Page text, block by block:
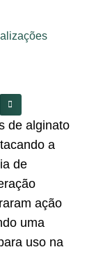
de alginato
a
de
ação
uma
uso na